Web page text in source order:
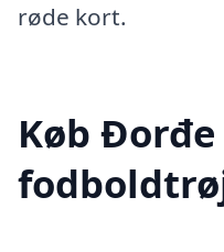
røde kort.
Køb